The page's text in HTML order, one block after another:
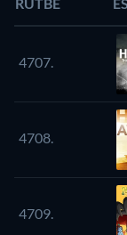
4707.
4708.
4709.